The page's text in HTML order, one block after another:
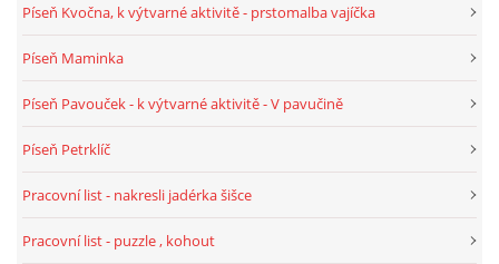
SVATÝ MARTIN
SVATÁ BARBORA 4.12.
Píseň Kvočna, k výtvarné aktivitě - prstomalba vajíčka
Píseň Maminka
Píseň Pavouček - k výtvarné aktivitě - V pavučině
Píseň Petrklíč
Pracovní list - nakresli jadérka šišce
Pracovní list - puzzle , kohout